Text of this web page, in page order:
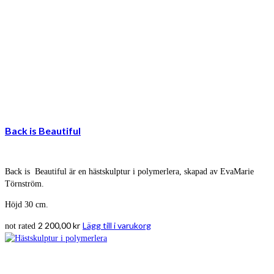
Back is Beautiful
Back is Beautiful är en hästskulptur i polymerlera, skapad av EvaMarie
Törnström.
Höjd 30 cm.
not rated 2 200,00kr Lägg till i varukorg